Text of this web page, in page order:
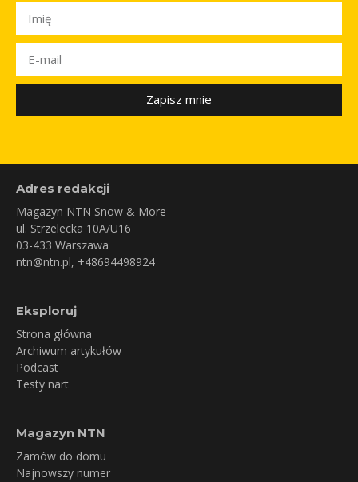
Zapisz mnie
Adres redakcji
Magazyn NTN Snow & More
ul. Strzelecka 10A/U16
03-433 Warszawa
ntn@ntn.pl, +48694498924
Eksploruj
Strona główna
Archiwum artykułów
Podcast
Testy nart
Magazyn NTN
Zamów do domu
Najnowszy numer